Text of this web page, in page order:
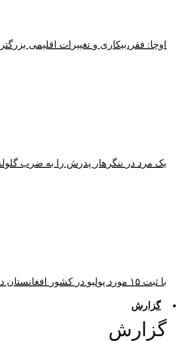
اوچا: فقر،بیکاری و تغییرات اقلیمی
یک مرد در ننگرهار پدرش را به ضرب
با ثبت ۱۵ مورد پولیو در کشور افغانستان در صدر ابتلا به پولیو قرار دارد
گزارش
گزارش